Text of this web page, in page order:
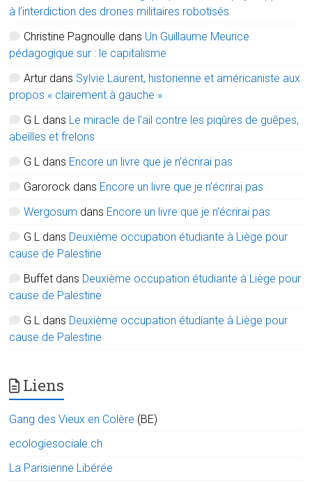
à l’interdiction des drones militaires robotisés
Christine Pagnoulle dans Un Guillaume Meurice
pédagogique sur : le capitalisme
Artur dans Sylvie Laurent, historienne et américaniste aux
propos « clairement à gauche »
G L dans Le miracle de l’ail contre les piqûres de guêpes,
abeilles et frelons
G L dans Encore un livre que je n’écrirai pas
Garorock dans Encore un livre que je n’écrirai pas
Wergosum dans Encore un livre que je n’écrirai pas
G L dans Deuxième occupation étudiante à Liège pour
cause de Palestine
Buffet dans Deuxième occupation étudiante à Liège pour
cause de Palestine
G L dans Deuxième occupation étudiante à Liège pour
cause de Palestine
Liens
Gang des Vieux en Colère (BE)
ecologiesociale.ch
La Parisienne Libérée